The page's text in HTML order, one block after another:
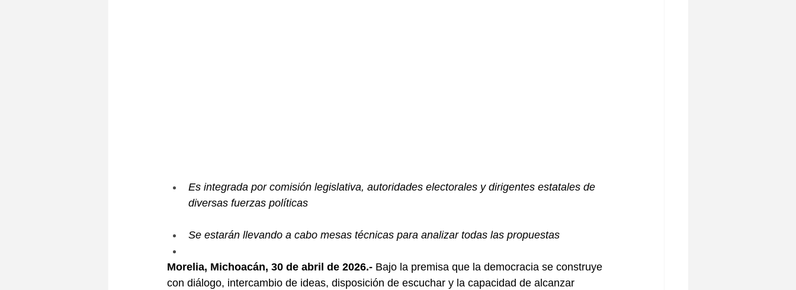
Es integrada por comisión legislativa, autoridades electorales y dirigentes estatales de
diversas fuerzas políticas
Se estarán llevando a cabo mesas técnicas para analizar todas las propuestas
Morelia, Michoacán, 30 de abril de 2026.- Bajo la premisa que la democracia se construye
con diálogo, intercambio de ideas, disposición de escuchar y la capacidad de alcanzar